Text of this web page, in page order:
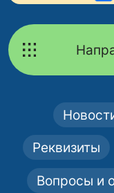
Реквизиты
Вопросы и